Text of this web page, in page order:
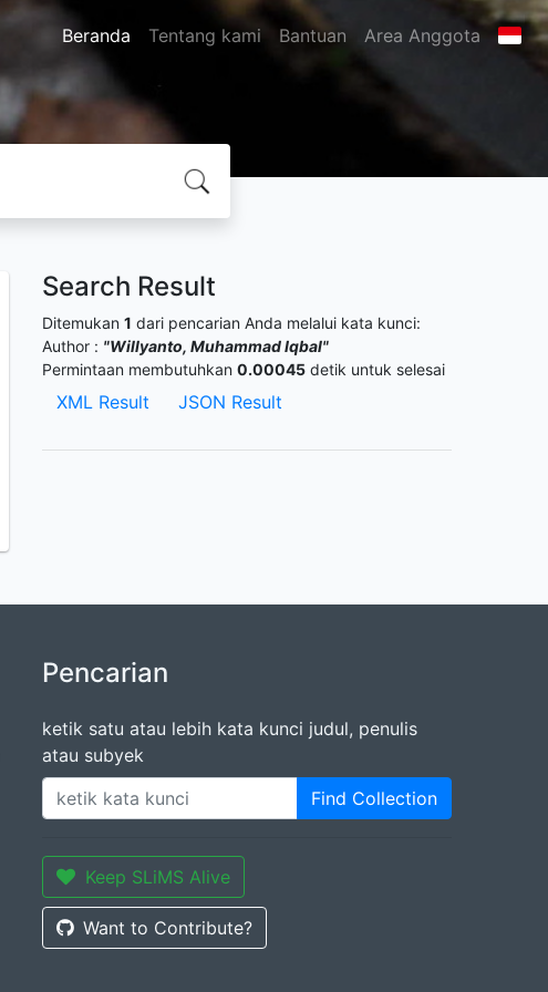
Beranda Tentang kami Bantuan Area Anggota
Search Result
Ditemukan 1 dari pencarian Anda melalui kata kunci:
Author : "Willyanto, Muhammad Iqbal"
Permintaan membutuhkan 0.00045 detik untuk selesai
XML Result JSON Result
Pencarian
ketik satu atau lebih kata kunci judul, penulis
atau subyek
Find Collection
Keep SLiMS Alive
Want to Contribute?